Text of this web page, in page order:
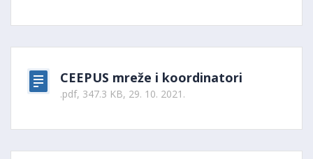
CEEPUS mreže i koordinatori
.pdf, 347.3 KB, 29. 10. 2021.